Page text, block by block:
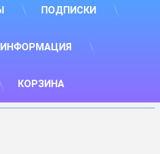
ПОДПИСКИ
ИНФОРМАЦИЯ
КОРЗИНА